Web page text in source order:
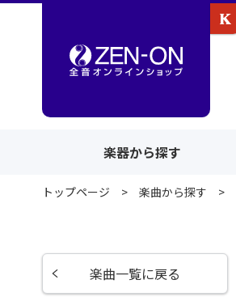
楽器から探す
トップページ 楽曲から探す
楽曲一覧に戻る